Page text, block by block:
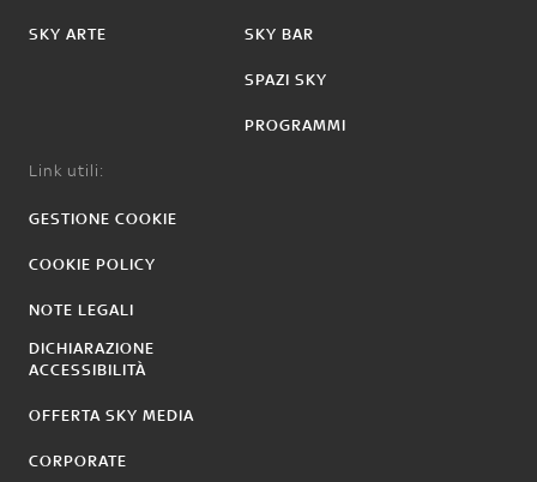
SKY ARTE SKY BAR
SPAZI SKY
PROGRAMMI
Link utili:
GESTIONE COOKIE
COOKIE POLICY
NOTE LEGALI
DICHIARAZIONE
ACCESSIBILITÀ
OFFERTA SKY MEDIA
CORPORATE